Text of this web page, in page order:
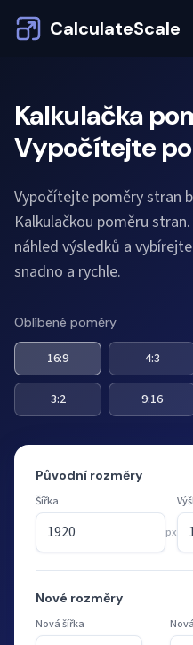
CalculateScale
Kalkulačka
Vypočítejte
Vypočítejte poměry stran
Kalkulačkou poměru
náhled výsledků a
snadno a rychle.
Oblíbené poměry
16:9 4:3
3:2 9:16
Původní rozměry
Šířka
px
Nové rozměry
Nová šířka